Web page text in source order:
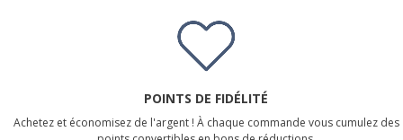
POINTS DE FIDÉLITÉ
Achetez et économisez de l'argent ! À chaque commande vous cumulez des